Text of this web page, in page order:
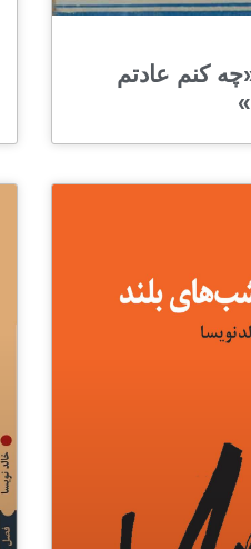
کنم عادتم